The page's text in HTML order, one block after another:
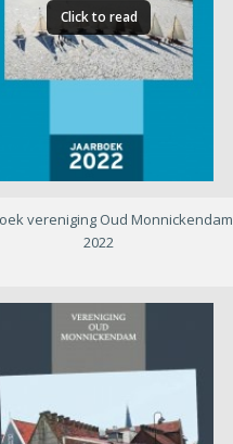
Click to read
vereniging Oud Monnickendam
2022